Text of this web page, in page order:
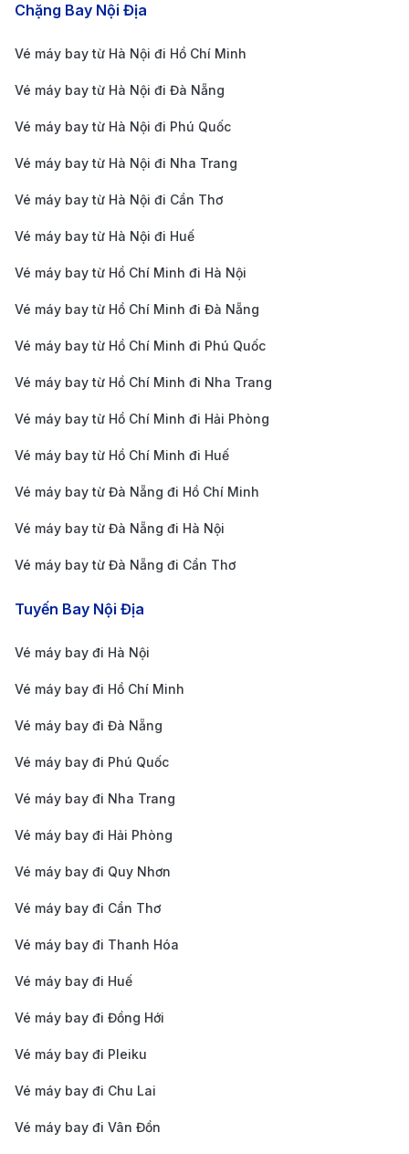
thấp điểm du lịch:
lạnh giá, tuyết rơi dày, nhiệt độ có thể xuống dưới
-10°C, khiến lượng du khách giảm đáng kể.
Bay thông minh, tiết kiệm tối đa
cùng 190 Booking
190 Booking là đại lý vé máy bay uy tín hàng đầu Việt
Nam, cung cấp mức giá cạnh tranh cùng nhiều ưu đãi
190 Booking để có ngay tấm
vé máy bay từ Đà Lạt đi
Minneapolis
Giá vé ưu đãi: Cung cấp mức giá cạnh tranh, giúp
bạn tiết kiệm chi phí tối đa.
mọi thắc mắc và hỗ trợ đặt vé nhanh chóng.
Nhiều ưu đãi hấp dẫn : Thường xuyên cập nhật các
chương trình khuyến mãi, giảm giá dành cho khách
nhiều hình thức thanh toán an toàn và tiện lợi.
Giao diện đặt vé dễ sử dụng
và đặtvé máy bay từ Đà Lạt đi Minneapolis
nhanh chóng.
Những lưu ý khi đặt vé máy bay từ
Đà Lạt đi Minneapolis
Hành trình từ Đà Lạt đi Minneapolis kéo dài nhiều giờ
Kiểm tra chính sách hành lý của hãng hàng
không
Mỗi hãng hàng không có quy định khác nhau về
hành lý xách tay và ký gửi.
vé.
Nếu mang theo hành lý vượt mức quy định, bạn
nên mua thêm hành lý ký gửi trước để tránh phí
Chặng Bay Nội Địa
Vé máy bay từ Hà Nội đi Hồ Chí Minh
Vé máy bay từ Hà Nội đi Đà Nẵng
Vé máy bay từ Hà Nội đi Phú Quốc
Vé máy bay từ Hà Nội đi Nha Trang
Vé máy bay từ Hà Nội đi Cần Thơ
Vé máy bay từ Hà Nội đi Huế
Vé máy bay từ Hồ Chí Minh đi Hà Nội
Vé máy bay từ Hồ Chí Minh đi Đà Nẵng
Vé máy bay từ Hồ Chí Minh đi Phú Quốc
Vé máy bay từ Hồ Chí Minh đi Nha Trang
Vé máy bay từ Hồ Chí Minh đi Hải Phòng
Vé máy bay từ Hồ Chí Minh đi Huế
Vé máy bay từ Đà Nẵng đi Hồ Chí Minh
Vé máy bay từ Đà Nẵng đi Hà Nội
Vé máy bay từ Đà Nẵng đi Cần Thơ
Tuyến Bay Nội Địa
Vé máy bay đi Hà Nội
Vé máy bay đi Hồ Chí Minh
Vé máy bay đi Đà Nẵng
Vé máy bay đi Phú Quốc
Vé máy bay đi Nha Trang
Vé máy bay đi Hải Phòng
Vé máy bay đi Quy Nhơn
Vé máy bay đi Cần Thơ
Vé máy bay đi Thanh Hóa
Vé máy bay đi Huế
Vé máy bay đi Đồng Hới
Vé máy bay đi Pleiku
Vé máy bay đi Chu Lai
Vé máy bay đi Vân Đồn